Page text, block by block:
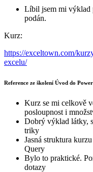
Líbil jsem mi výklad
podán.
Kurz:
https://exceltown.com/
excelu/
Reference ze školení Úvod do
Kurz se mi celkově
posloupnost i
Dobrý výklad látky,
triky
Jasná struktura
Query
Bylo to praktické.
dotazy